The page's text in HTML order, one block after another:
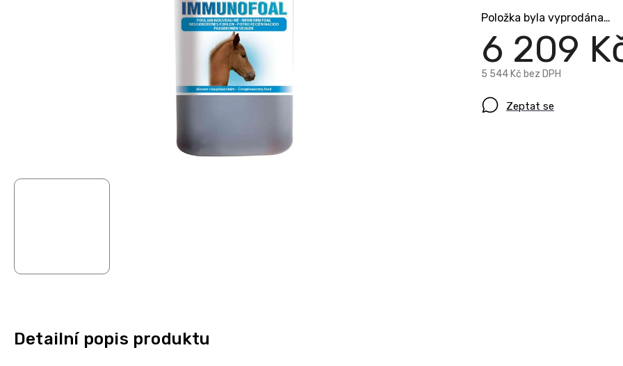
6 209
5 544 Kč bez DPH
Položka byla vyprodána…
Zeptat se
Detailní popis produktu